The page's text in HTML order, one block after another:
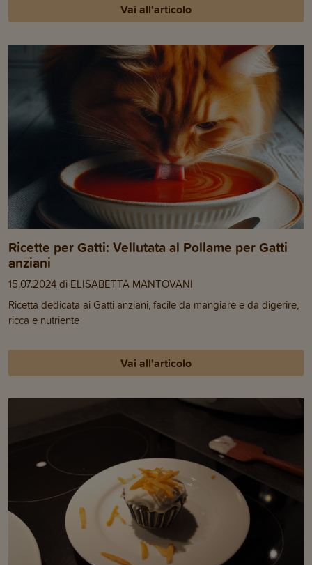
Vai all'articolo
Ricette per Gatti: Vellutata al Pollame per Gatti
anziani
15.07.2024 di ELISABETTA MANTOVANI
Ricetta dedicata ai Gatti anziani, facile da mangiare e da digerire,
ricca e nutriente
Vai all'articolo